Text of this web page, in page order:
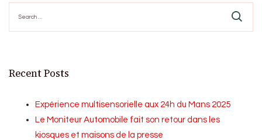
for:
Recent Posts
Expérience multisensorielle aux 24h du Mans 2025
Le Moniteur Automobile fait son retour dans les
kiosques et maisons de la presse